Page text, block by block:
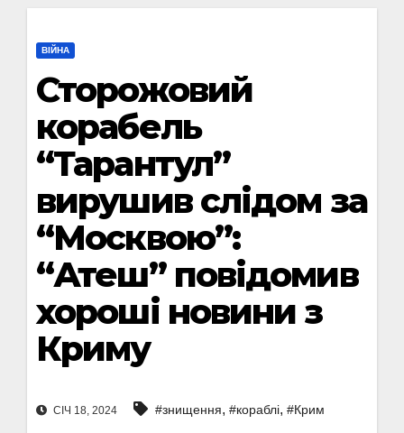
ВІЙНА
Сторожовий
корабель
“Тарантул”
вирушив слідом за
“Москвою”:
“Атеш” повідомив
хороші новини з
Криму
СІЧ 18, 2024 #знищення, #кораблі, #Крим